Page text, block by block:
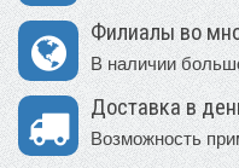
Филиалы во
В наличии
Доставка в
Возможность